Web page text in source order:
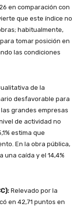
en comparación con
que este índice no
habitualmente,
tomar posición en
las condiciones
de la
desfavorable para
grandes empresas
de actividad no
estima que
En la obra pública,
una caída y el 14,4%
Relevado por la
en 42,71 puntos en